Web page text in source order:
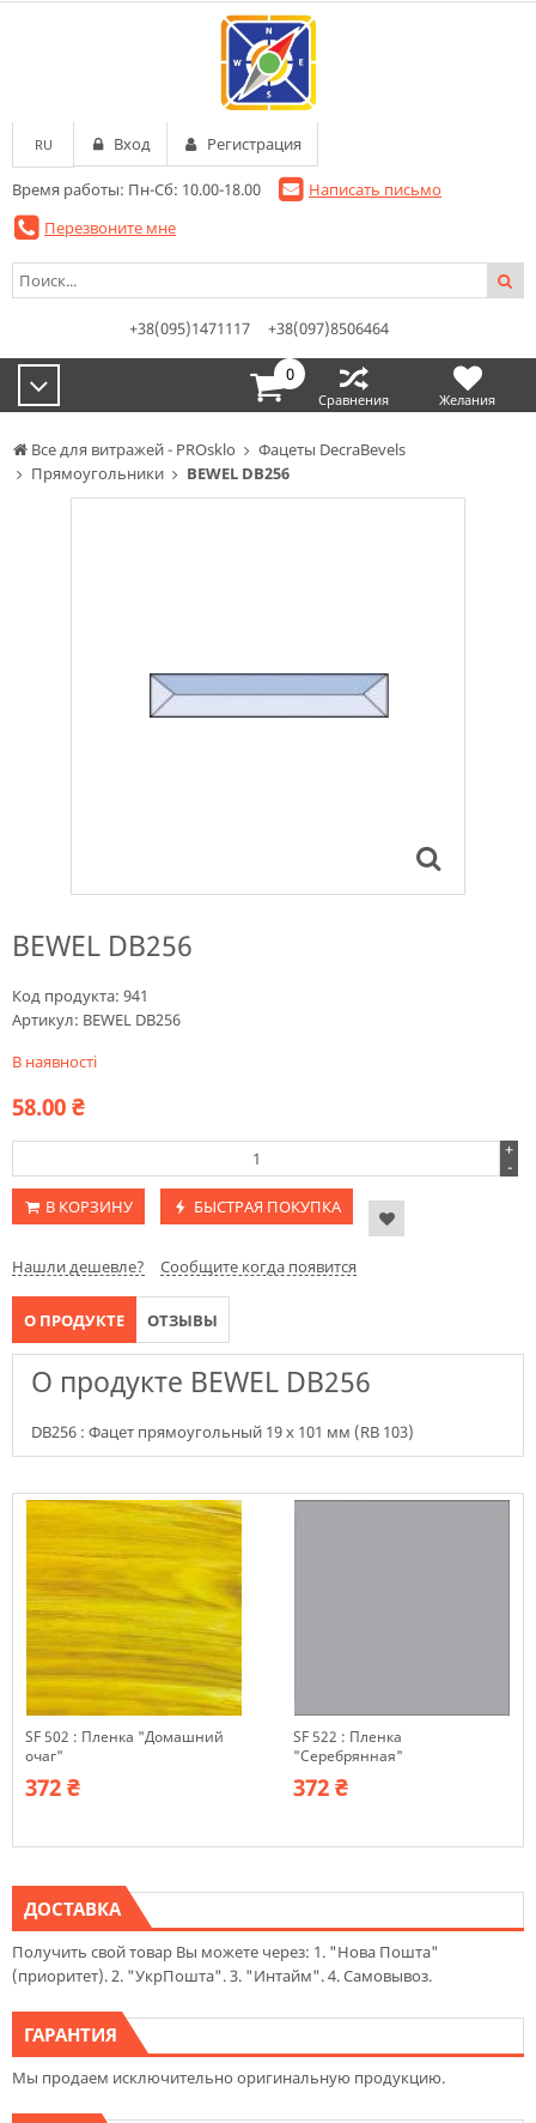
Все для витражей - PROsklo
Фацеты DecraBevels
Прямоугольники
BEWEL DB256
BEWEL DB256
Код продукта: 941
Артикул: BEWEL DB256
В наявності
58.00₴
+
-
В КОРЗИНУ
БЫСТРАЯ ПОКУПКА
Нашли дешевле? Сообщите когда появится
О ПРОДУКТЕ ОТЗЫВЫ
О продукте BEWEL DB256
DB256 : Фацет прямоугольный 19 х 101 мм (RB 103)
SF 502 : Пленка "Домашний
очаг"
372 ₴
SF 522 : Пленка
"Серебрянная"
372 ₴
ДОСТАВКА
Получить свой товар Вы можете через: 1. "Нова Пошта"
(приоритет). 2. "УкрПошта". 3. "Интайм". 4. Самовывоз.
ГАРАНТИЯ
Мы продаем исключительно оригинальную продукцию.
Время работы: Пн-Сб: 10.00-18.00
Написать письмо
Перезвоните мне
RU Вход Регистрация
+38(095)1471117 +38(097)8506464
0
Сравнения Желания